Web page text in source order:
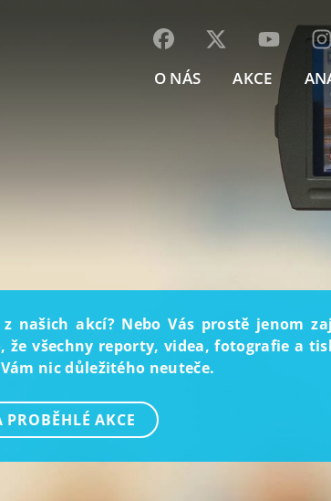
O NÁS AKCE
našich akcí? Nebo Vás prostě jenom
že všechny reporty, videa, fotografie a
nic důležitého neuteče.
PROBĚHLÉ AKCE